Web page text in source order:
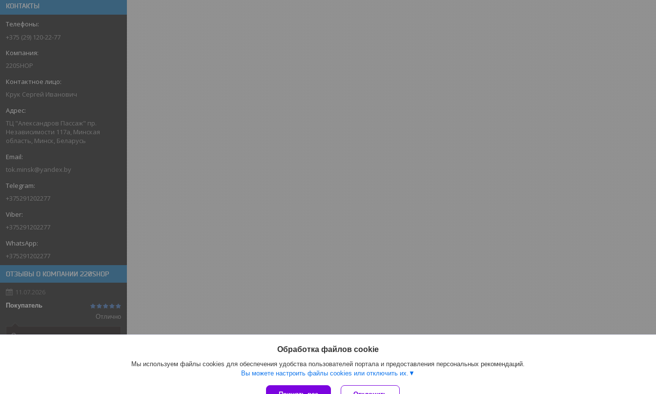
КОНТАКТЫ
+375 (29) 120-22-77
220SHOP
Крук Сергей Иванович
ТЦ "Александров Пассаж" пр.
Независимости 117а, Минская
область, Минск, Беларусь
tok.minsk@yandex.by
+375291202277
+375291202277
+375291202277
ОТЗЫВЫ О КОМПАНИИ 220SHOP
11.07.2026
Покупатель
Отлично
Оригинальные товары автоматов
Обработка файлов cookie
Мы используем файлы cookies для обеспечения удобства пользователей портала и предоставления персональных рекомендаций.
Вы можете настроить файлы cookies или отключить их.